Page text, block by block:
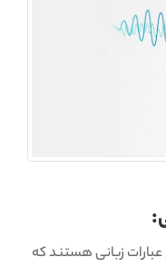
عبارات زبانی هستند که